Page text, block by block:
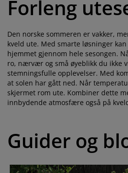
Forleng
Den norske sommeren er vakker,
kveld ute. Med smarte løsninger
hjemmet gjennom hele sesongen.
ro, nærvær og små øyeblikk du ikke
stemningsfulle opplevelser. Med
at solen har gått ned. Når
skjermet rom ute. Kombiner dette
innbydende atmosfære også på
Guider og